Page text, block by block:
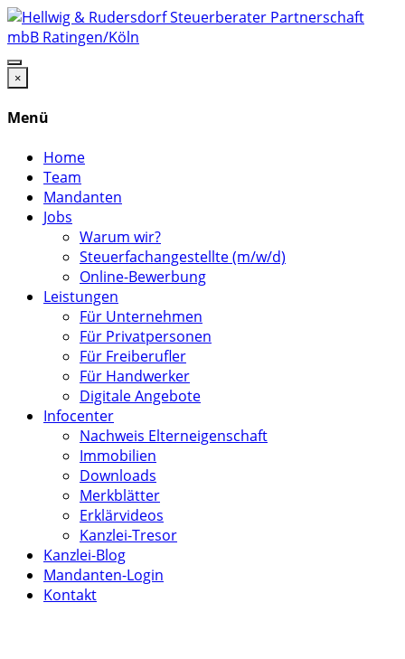
×
Menü
Home
Team
Mandanten
Jobs
Warum wir?
Steuerfachangestellte (m/w/d)
Online-Bewerbung
Leistungen
Für Unternehmen
Für Privatpersonen
Für Freiberufler
Für Handwerker
Digitale Angebote
Infocenter
Nachweis Elterneigenschaft
Immobilien
Downloads
Merkblätter
Erklärvideos
Kanzlei-Tresor
Kanzlei-Blog
Mandanten-Login
Kontakt